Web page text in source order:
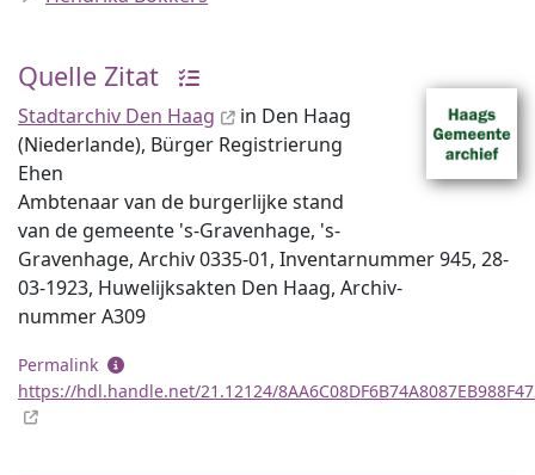
Quelle Zitat
Stadtarchiv Den Haag
in Den Haag
(Niederlande), Bürger Registrierung
Ehen
Ambtenaar van de burgerlijke stand
van de gemeente 's-Gravenhage, 's-
Gravenhage, Archiv 0335-01, Inventar­nummer 945, 28-
03-1923, Huwelijksakten Den Haag, Archiv­
nummer A309
Permalink
https://hdl.handle.net/21.12124/